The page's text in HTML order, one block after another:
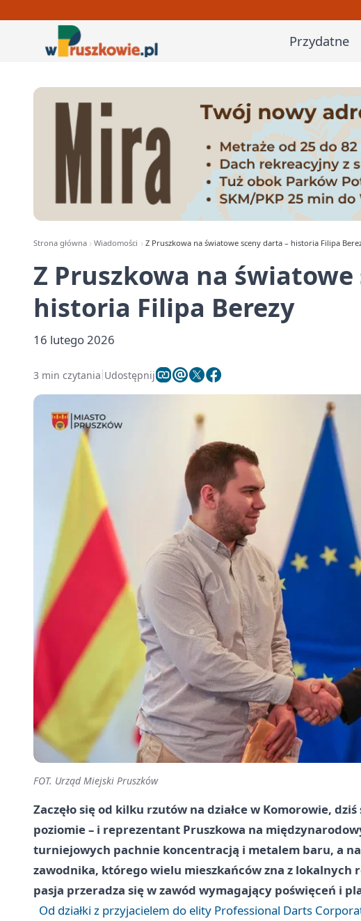
Przydatne
Strona główna Wiadomości Z Pruszkowa na światowe sceny darta – historia Filipa
Z Pruszkowa na
historia Filipa Berezy
16 lutego 2026
3 min czytania Udostępnij
FOT. Urząd Miejski Pruszków
Zaczęło się od kilku rzutów na działce w Komorowie,
poziomie – i reprezentant Pruszkowa na
turniejowych pachnie koncentracją i metalem baru, a
zawodnika, którego wielu mieszkańców zna z lokalnych
pasja przeradza się w zawód wymagający poświęceń i
Od działki z przyjacielem do elity Professional Darts